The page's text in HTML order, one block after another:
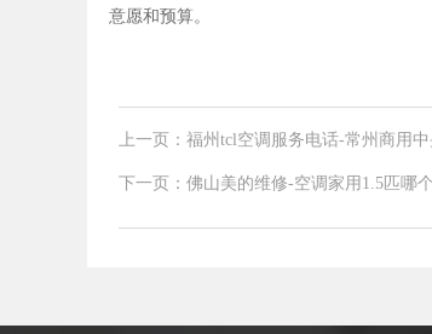
意愿和预算。
上一页：福州tcl空调服务电话-常州商用
下一页：佛山美的维修-空调家用1.5匹哪